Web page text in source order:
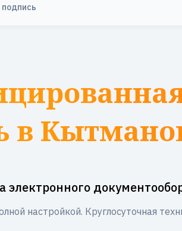
в
электронного
настройкой. Круглосуточная